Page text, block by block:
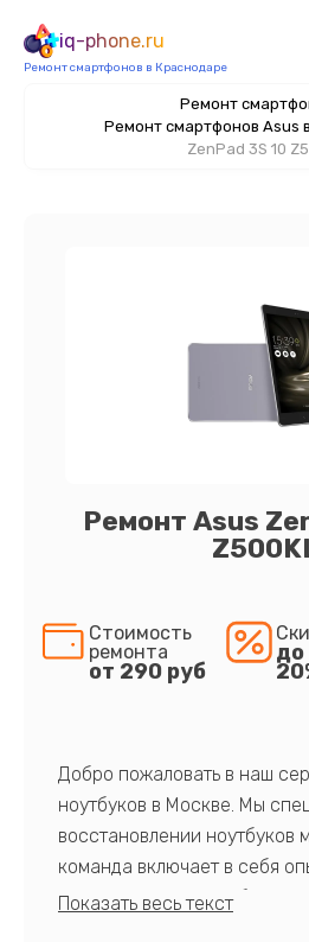
iq-phone.ru
Ремонт смартфонов в Краснодаре
Ремонт
Ремонт смартфонов Asus
ZenPad 3S 10
Ремонт Asus
Стоимость
ремонта
от 290 руб
до
Добро пожаловать в наш
ноутбуков в Москве. Мы
восстановлении ноутбуков
команда включает в себя
профессионалов с